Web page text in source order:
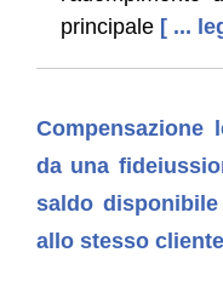
principale [ ...
Compensazione
da una
saldo
allo stesso cliente